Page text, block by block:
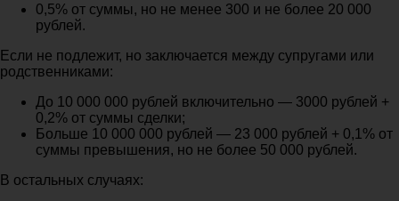
0,5% от суммы, но не менее 300 и не более 20 000
рублей.
Если не подлежит, но заключается между супругами или
родственниками:
До 10 000 000 рублей включительно — 3000 рублей +
0,2% от суммы сделки;
Больше 10 000 000 рублей — 23 000 рублей + 0,1% от
суммы превышения, но не более 50 000 рублей.
В остальных случаях: